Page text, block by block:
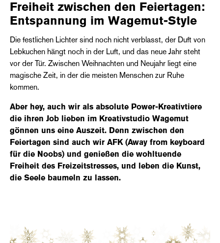
Freiheit zwischen den Feiertagen:
Entspannung im Wagemut-Style
Die festlichen Lichter sind noch nicht verblasst, der Duft von
Lebkuchen hängt noch in der Luft, und das neue Jahr steht
vor der Tür. Zwischen Weihnachten und Neujahr liegt eine
magische Zeit, in der die meisten Menschen zur Ruhe
kommen.
Aber hey, auch wir als absolute Power-Kreativtiere
die ihren Job lieben im Kreativstudio Wagemut
gönnen uns eine Auszeit. Denn zwischen den
Feiertagen sind auch wir AFK (Away from keyboard
für die Noobs) und genießen die wohltuende
Freiheit des Freizeitstresses, und leben die Kunst,
die Seele baumeln zu lassen.